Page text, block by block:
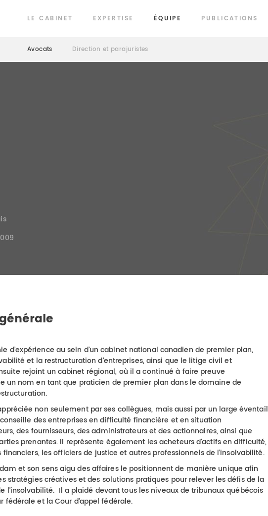
LE CABINET EXPERTISE ÉQUIPE PUBLICATIONS
Avocats Direction et parajuristes
d’expérience au sein d’un cabinet national canadien de premier plan,
et la restructuration d’entreprises, ainsi que le litige civil et
rejoint un cabinet régional, où il a continué à faire preuve
un nom en tant que praticien de premier plan dans le domaine de
non seulement par ses collègues, mais aussi par un large éventail
des entreprises en difficulté financière et en situation
des fournisseurs, des administrateurs et des actionnaires, ainsi que
prenantes. Il représente également les acheteurs d’actifs en difficulté,
les officiers de justice et autres professionnels de l’insolvabilité.
et son sens aigu des affaires le positionnent de manière unique afin
stratégies créatives et des solutions pratiques pour relever les défis de la
l’insolvabilité. Il a plaidé devant tous les niveaux de tribunaux québécois
fédérale et la Cour d’appel fédérale.